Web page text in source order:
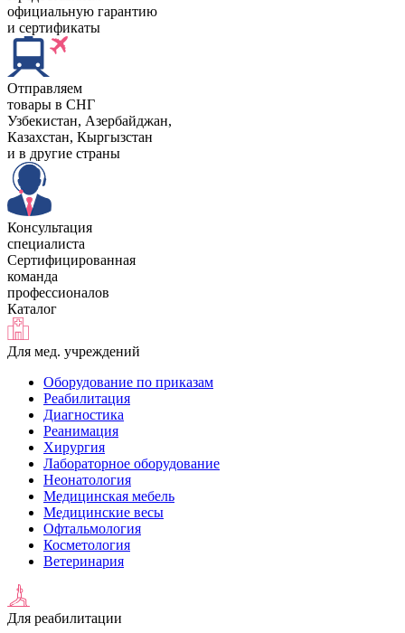
официальную гарантию
и сертификаты
Отправляем
товары в СНГ
Узбекистан, Aзербайджан,
Казахстан, Кыргызстан
и в другие страны
Консультация
специалиста
Сертифицированная
команда
профессионалов
Каталог
Для мед. учреждений
Оборудование по приказам
Реабилитация
Диагностика
Реанимация
Хирургия
Лабораторное оборудование
Неонатология
Медицинская мебель
Медицинские весы
Офтальмология
Косметология
Ветеринария
Для реабилитации